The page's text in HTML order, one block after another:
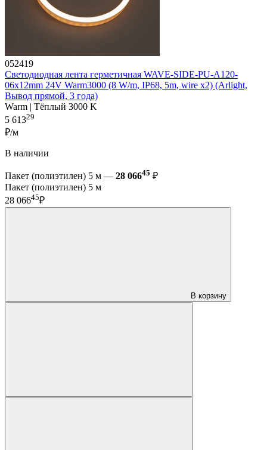
052419
Светодиодная лента герметичная WAVE-SIDE-PU-A120-
06x12mm 24V Warm3000 (8 W/m, IP68, 5m, wire x2) (Arlight,
Вывод прямой, 3 года)
Warm | Тёплый 3000 K
5 61329
₽/м
В наличии
Пакет (полиэтилен) 5 м — 28 06645 ₽
Пакет (полиэтилен) 5 м
28 06645₽
В корзину